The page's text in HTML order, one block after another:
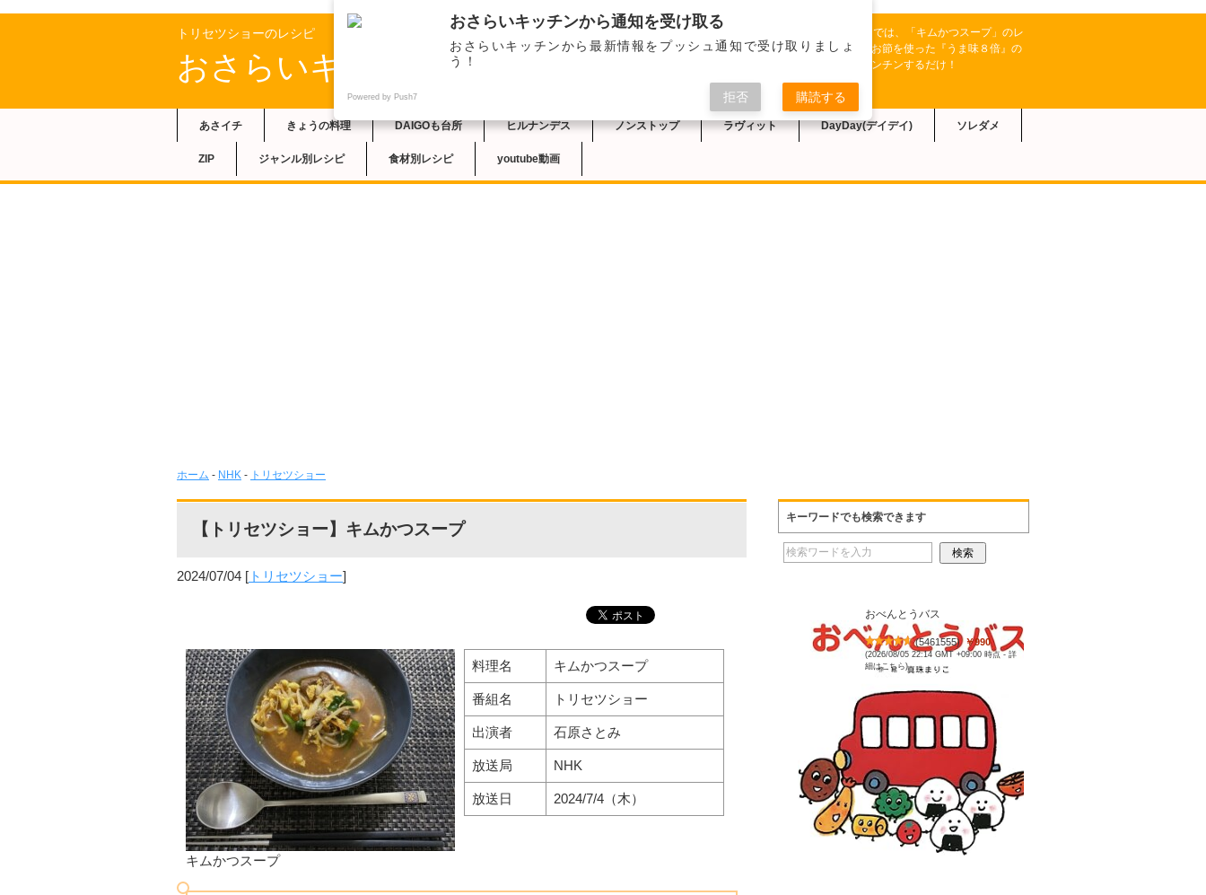
トリセツショーのレシピ
おさらいキッチン
2024/7/4のNHK系【トリセツショー】では、「キムかつスープ」のレ
シピが紹介されました。キムチにかつお節を使った『うま味８倍』の
超簡単レシピを開発！具材を入れてレンチンするだけ！
あさイチ きょうの料理 DAIGOも台所 ヒルナンデス ノンストップ ラヴィット DayDay(デイデイ) ソレダメ
ZIP ジャンル別レシピ 食材別レシピ youtube動画
ホーム - NHK - トリセツショー
【トリセツショー】キムかつスープ
2024/07/04 [ トリセツショー]
キムかつスープ
料理名 キムかつスープ
番組名 トリセツショー
出演者 石原さとみ
放送局 NHK
放送日 2024/7/4（木）
キーワードでも検索できます
おべんとうバス
(5461555) ￥990
(2026/08/05 22:14 GMT +09:00 時点 -詳
細はこちら)
おさらいキッチンから通知を受け取る
おさらいキッチンから最新情報をプッシュ通知で受け取りましょ
う！
Powered by Push7 拒否 購読する